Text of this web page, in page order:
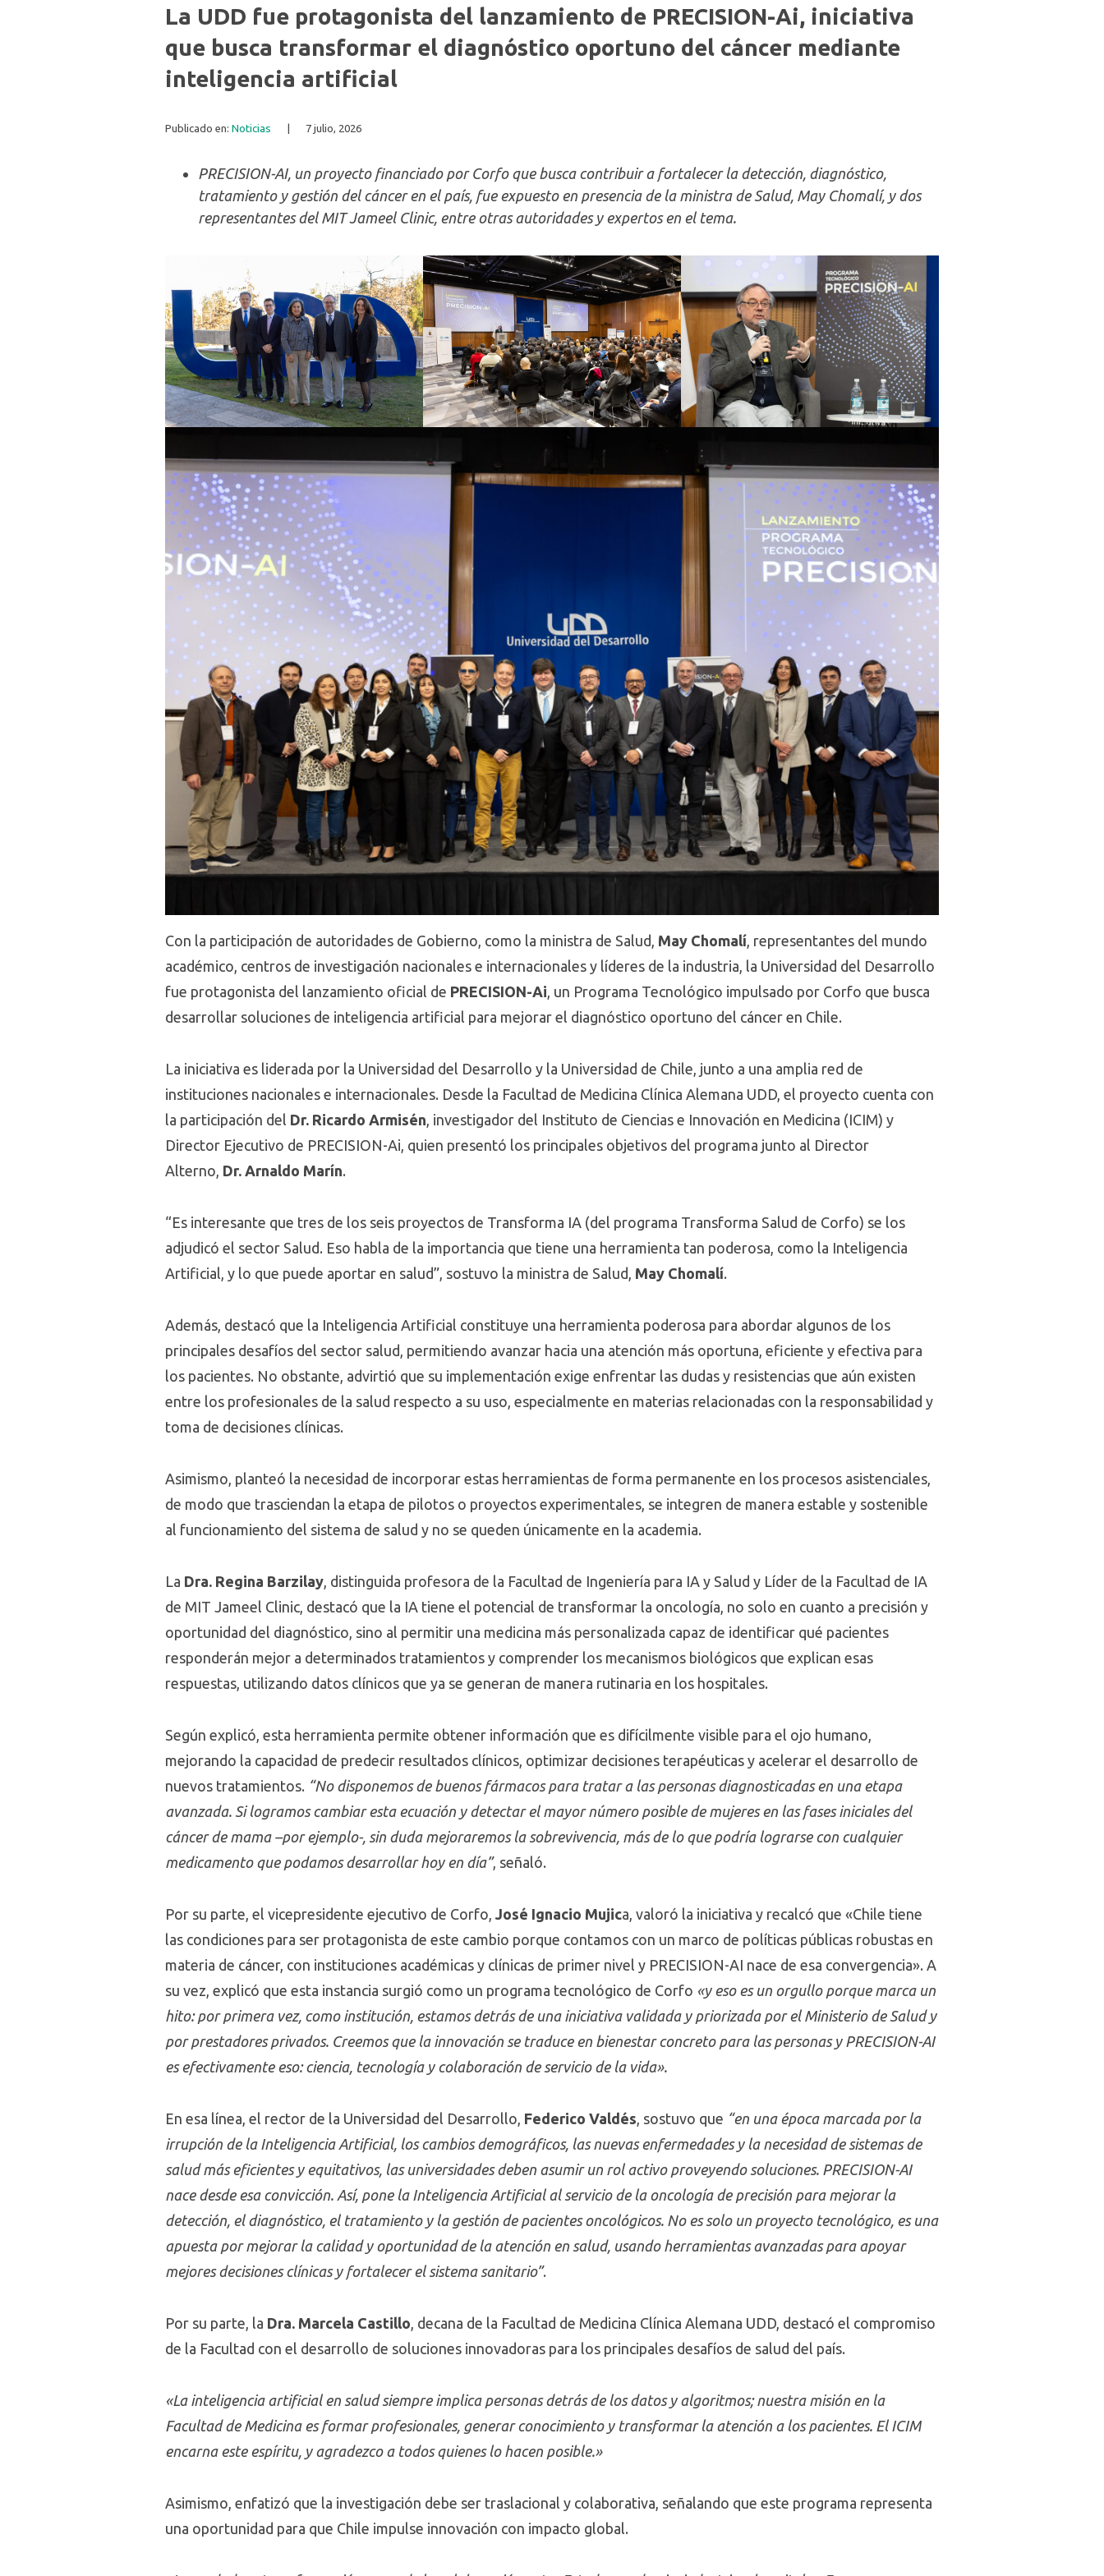
La UDD fue protagonista del lanzamiento de PRECISION-Ai, iniciativa
que busca transformar el diagnóstico oportuno del cáncer mediante
inteligencia artificial
Publicado en: Noticias 7 julio, 2026
PRECISION-AI, un proyecto financiado por Corfo que busca contribuir a fortalecer la detección, diagnóstico,
tratamiento y gestión del cáncer en el país, fue expuesto en presencia de la ministra de Salud, May Chomalí, y dos
representantes del MIT Jameel Clinic, entre otras autoridades y expertos en el tema.
Con la participación de autoridades de Gobierno, como la ministra de Salud, May Chomalí , representantes del mundo
académico, centros de investigación nacionales e internacionales y líderes de la industria, la Universidad del Desarrollo
fue protagonista del lanzamiento oficial de PRECISION-Ai , un Programa Tecnológico impulsado por Corfo que busca
desarrollar soluciones de inteligencia artificial para mejorar el diagnóstico oportuno del cáncer en Chile.
La iniciativa es liderada por la Universidad del Desarrollo y la Universidad de Chile, junto a una amplia red de
instituciones nacionales e internacionales. Desde la Facultad de Medicina Clínica Alemana UDD, el proyecto cuenta con
la participación del Dr. Ricardo Armisén , investigador del Instituto de Ciencias e Innovación en Medicina (ICIM) y
Director Ejecutivo de PRECISION-Ai, quien presentó los principales objetivos del programa junto al Director
Alterno, Dr. Arnaldo Marín.
“Es interesante que tres de los seis proyectos de Transforma IA (del programa Transforma Salud de Corfo) se los
adjudicó el sector Salud. Eso habla de la importancia que tiene una herramienta tan poderosa, como la Inteligencia
Artificial, y lo que puede aportar en salud”, sostuvo la ministra de Salud, May Chomalí.
Además, destacó que la Inteligencia Artificial constituye una herramienta poderosa para abordar algunos de los
principales desafíos del sector salud, permitiendo avanzar hacia una atención más oportuna, eficiente y efectiva para
los pacientes. No obstante, advirtió que su implementación exige enfrentar las dudas y resistencias que aún existen
entre los profesionales de la salud respecto a su uso, especialmente en materias relacionadas con la responsabilidad y
toma de decisiones clínicas.
Asimismo, planteó la necesidad de incorporar estas herramientas de forma permanente en los procesos asistenciales,
de modo que trasciendan la etapa de pilotos o proyectos experimentales, se integren de manera estable y sostenible
al funcionamiento del sistema de salud y no se queden únicamente en la academia.
La Dra. Regina Barzilay , distinguida profesora de la Facultad de Ingeniería para IA y Salud y Líder de la Facultad de IA
de MIT Jameel Clinic, destacó que la IA tiene el potencial de transformar la oncología, no solo en cuanto a precisión y
oportunidad del diagnóstico, sino al permitir una medicina más personalizada capaz de identificar qué pacientes
responderán mejor a determinados tratamientos y comprender los mecanismos biológicos que explican esas
respuestas, utilizando datos clínicos que ya se generan de manera rutinaria en los hospitales.
Según explicó, esta herramienta permite obtener información que es difícilmente visible para el ojo humano,
mejorando la capacidad de predecir resultados clínicos, optimizar decisiones terapéuticas y acelerar el desarrollo de
nuevos tratamientos. “No disponemos de buenos fármacos para tratar a las personas diagnosticadas en una etapa
avanzada. Si logramos cambiar esta ecuación y detectar el mayor número posible de mujeres en las fases iniciales del
cáncer de mama –por ejemplo-, sin duda mejoraremos la sobrevivencia, más de lo que podría lograrse con cualquier
medicamento que podamos desarrollar hoy en día”, señaló.
Por su parte, el vicepresidente ejecutivo de Corfo, José Ignacio Mujica, valoró la iniciativa y recalcó que «Chile tiene
las condiciones para ser protagonista de este cambio porque contamos con un marco de políticas públicas robustas en
materia de cáncer, con instituciones académicas y clínicas de primer nivel y PRECISION-AI nace de esa convergencia». A
su vez, explicó que esta instancia surgió como un programa tecnológico de Corfo «y eso es un orgullo porque marca un
hito: por primera vez, como institución, estamos detrás de una iniciativa validada y priorizada por el Ministerio de Salud y
por prestadores privados. Creemos que la innovación se traduce en bienestar concreto para las personas y PRECISION-AI
es efectivamente eso: ciencia, tecnología y colaboración de servicio de la vida».
En esa línea, el rector de la Universidad del Desarrollo, Federico Valdés , sostuvo que “en una época marcada por la
irrupción de la Inteligencia Artificial, los cambios demográficos, las nuevas enfermedades y la necesidad de sistemas de
salud más eficientes y equitativos, las universidades deben asumir un rol activo proveyendo soluciones. PRECISION-AI
nace desde esa convicción. Así, pone la Inteligencia Artificial al servicio de la oncología de precisión para mejorar la
detección, el diagnóstico, el tratamiento y la gestión de pacientes oncológicos. No es solo un proyecto tecnológico, es una
apuesta por mejorar la calidad y oportunidad de la atención en salud, usando herramientas avanzadas para apoyar
mejores decisiones clínicas y fortalecer el sistema sanitario”.
Por su parte, la Dra. Marcela Castillo , decana de la Facultad de Medicina Clínica Alemana UDD, destacó el compromiso
de la Facultad con el desarrollo de soluciones innovadoras para los principales desafíos de salud del país.
«La inteligencia artificial en salud siempre implica personas detrás de los datos y algoritmos; nuestra misión en la
Facultad de Medicina es formar profesionales, generar conocimiento y transformar la atención a los pacientes. El ICIM
encarna este espíritu, y agradezco a todos quienes lo hacen posible.»
Asimismo, enfatizó que la investigación debe ser traslacional y colaborativa, señalando que este programa representa
una oportunidad para que Chile impulse innovación con impacto global.